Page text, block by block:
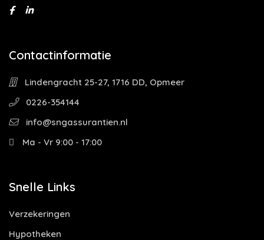
Contactinformatie
Lindengracht 25-27, 1716 DD, Opmeer
0226-354144
info@sngassurantien.nl
Ma - Vr 9:00 - 17:00
Snelle Links
Verzekeringen
Hypotheken